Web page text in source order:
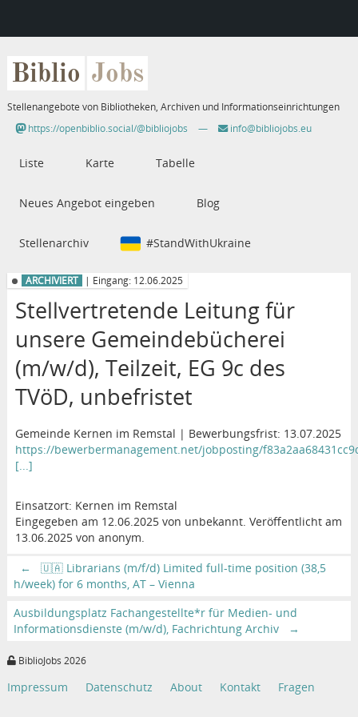
Biblio Jobs
Stellenangebote von Bibliotheken, Archiven und Informationseinrichtungen
https://openbiblio.social/@bibliojobs
— info@bibliojobs.eu
Liste Karte Tabelle
Neues Angebot eingeben Blog
Stellenarchiv #StandWithUkraine
ARCHIVIERT | Eingang: 12.06.2025
Stellvertretende Leitung für
unsere Gemeindebücherei
(m/w/d), Teilzeit, EG 9c des
TVöD, unbefristet
Gemeinde Kernen im Remstal | Bewerbungsfrist: 13.07.2025
https://bewerbermanagement.net/jobposting/
[...]
Einsatzort: Kernen im Remstal
Eingegeben am 12.06.2025 von unbekannt. Veröffentlicht am
13.06.2025 von anonym.
←
🇺🇦 Librarians (m/f/d) Limited full-time position (38,5
h/week) for 6 months, AT – Vienna
Ausbildungsplatz Fachangestellte*r für Medien- und
Informationsdienste (m/w/d), Fachrichtung Archiv
→
BiblioJobs 2026
Impressum Datenschutz About Kontakt Fragen